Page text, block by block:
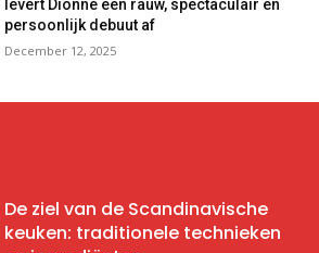
levert Dionne een rauw, spectaculair en
persoonlijk debuut af
December 12, 2025
De ziel van de Scandinavische
keuken: traditionele technieken